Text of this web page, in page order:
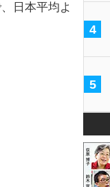
日本平均よ
4
5